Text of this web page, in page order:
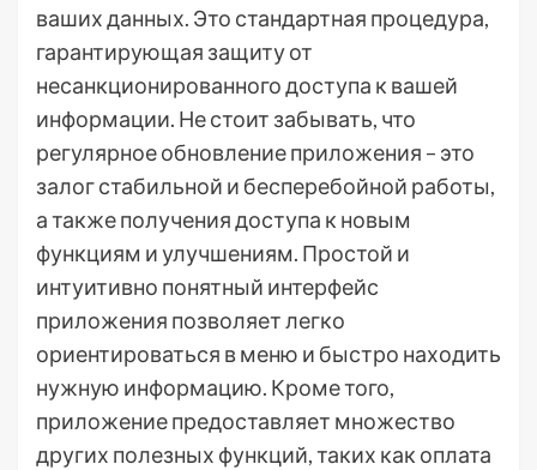
ваших данных. Это стандартная процедура,
гарантирующая защиту от
несанкционированного доступа к вашей
информации. Не стоит забывать, что
регулярное обновление приложения – это
залог стабильной и бесперебойной работы,
а также получения доступа к новым
функциям и улучшениям. Простой и
интуитивно понятный интерфейс
приложения позволяет легко
ориентироваться в меню и быстро находить
нужную информацию. Кроме того,
приложение предоставляет множество
других полезных функций, таких как оплата